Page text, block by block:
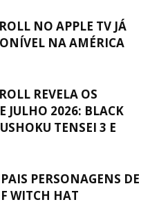
NO APPLE TV JÁ
NA AMÉRICA
REVELA OS
JULHO 2026: BLACK
TENSEI 3 E
PERSONAGENS DE
WITCH HAT